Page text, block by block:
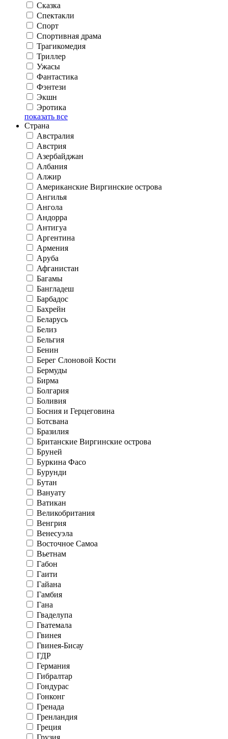
Сказка
Спектакли
Спорт
Спортивная драма
Трагикомедия
Триллер
Ужасы
Фантастика
Фэнтези
Экшн
Эротика
показать все
Страна
Австралия
Австрия
Азербайджан
Албания
Алжир
Американские Виргинские острова
Ангилья
Ангола
Андорра
Антигуа
Аргентина
Армения
Аруба
Афганистан
Багамы
Бангладеш
Барбадос
Бахрейн
Беларусь
Белиз
Бельгия
Бенин
Берег Слоновой Кости
Бермуды
Бирма
Болгария
Боливия
Босния и Герцеговина
Ботсвана
Бразилия
Британские Виргинские острова
Бруней
Буркина Фасо
Бурунди
Бутан
Вануату
Ватикан
Великобритания
Венгрия
Венесуэла
Восточное Самоа
Вьетнам
Габон
Гаити
Гайана
Гамбия
Гана
Гваделупа
Гватемала
Гвинея
Гвинея-Бисау
ГДР
Германия
Гибралтар
Гондурас
Гонконг
Гренада
Гренландия
Греция
Грузия